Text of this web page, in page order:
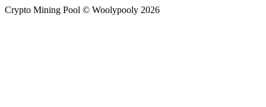
Crypto Mining Pool © Woolypooly 2026